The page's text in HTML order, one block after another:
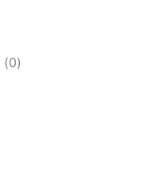
(0)